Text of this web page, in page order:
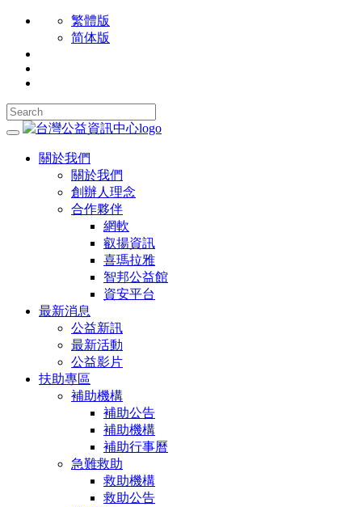
繁體版
简体版
關於我們
關於我們
創辦人理念
合作夥伴
網軟
叡揚資訊
喜瑪拉雅
智邦公益館
資安平台
最新消息
公益新訊
最新活動
公益影片
扶助專區
補助機構
補助公告
補助機構
補助行事曆
急難救助
救助機構
救助公告